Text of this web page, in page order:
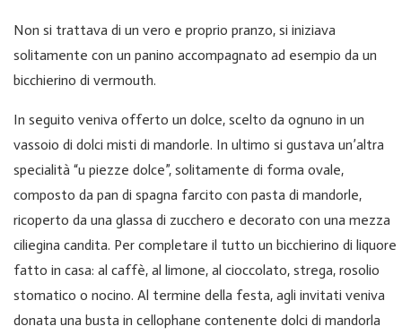
Non si trattava di un vero e proprio pranzo, si iniziava
solitamente con un panino accompagnato ad esempio da un
bicchierino di vermouth.
In seguito veniva offerto un dolce, scelto da ognuno in un
vassoio di dolci misti di mandorle. In ultimo si gustava un’altra
specialità “u piezze dolce”, solitamente di forma ovale,
composto da pan di spagna farcito con pasta di mandorle,
ricoperto da una glassa di zucchero e decorato con una mezza
ciliegina candita. Per completare il tutto un bicchierino di liquore
fatto in casa: al caffè, al limone, al cioccolato, strega, rosolio
stomatico o nocino. Al termine della festa, agli invitati veniva
donata una busta in cellophane contenente dolci di mandorla